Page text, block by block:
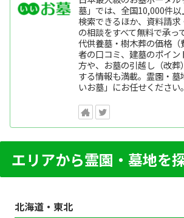
墓」では、全国10,000件
検索できるほか、資料請
の相談をすべて無料で承っ
代供養墓・樹木葬の価格
者の口コミ、建墓のポイ
方や、お墓の引越し（改葬
する情報も満載。霊園・墓
いお墓」にお任せください。
エリアから霊園・墓地を
北海道・東北